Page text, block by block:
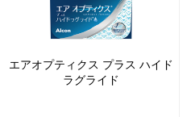
エアオプティクス プラス ハイド
ラグライド